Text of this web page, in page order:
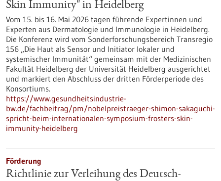
Skin Immunity" in Heidelberg
Vom 15. bis 16. Mai 2026 tagen führende Expertinnen und
Experten aus Dermatologie und Immunologie in Heidelberg.
Die Konferenz wird vom Sonderforschungsbereich Transregio
156 „Die Haut als Sensor und Initiator lokaler und
systemischer Immunität“ gemeinsam mit der Medizinischen
Fakultät Heidelberg der Universität Heidelberg ausgerichtet
und markiert den Abschluss der dritten Förderperiode des
Konsortiums.
https://www.gesundheitsindustrie-
bw.de/fachbeitrag/pm/nobelpreistraeger-shimon-sakaguchi-
spricht-beim-internationalen-symposium-frosters-skin-
immunity-heidelberg
Förderung
Richtlinie zur Verleihung des Deutsch-